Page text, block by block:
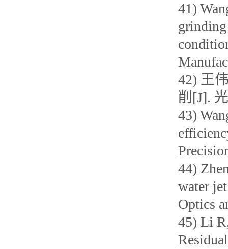
41)
42) 王
削[J].
43)
44)
water
Optics
45) Li